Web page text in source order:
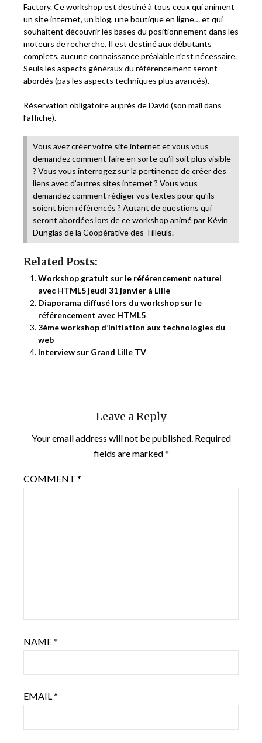
Factory. Ce workshop est destiné à tous ceux qui animent
un site internet, un blog, une boutique en ligne… et qui
souhaitent découvrir les bases du positionnement dans les
moteurs de recherche. Il est destiné aux débutants
complets, aucune connaissance préalable n’est nécessaire.
Seuls les aspects généraux du référencement seront
abordés (pas les aspects techniques plus avancés).
Réservation obligatoire auprès de David (son mail dans
l’affiche).
Vous avez créer votre site internet et vous vous
demandez comment faire en sorte qu’il soit plus visible
? Vous vous interrogez sur la pertinence de créer des
liens avec d’autres sites internet ? Vous vous
demandez comment rédiger vos textes pour qu’ils
soient bien référencés ? Autant de questions qui
seront abordées lors de ce workshop animé par Kévin
Dunglas de la Coopérative des Tilleuls.
Related Posts:
Workshop gratuit sur le référencement naturel
avec HTML5 jeudi 31 janvier à Lille
Diaporama diffusé lors du workshop sur le
référencement avec HTML5
3ème workshop d’initiation aux technologies du
web
Interview sur Grand Lille TV
Leave a Reply
Your email address will not be published. Required
fields are marked*
COMMENT *
NAME*
EMAIL*